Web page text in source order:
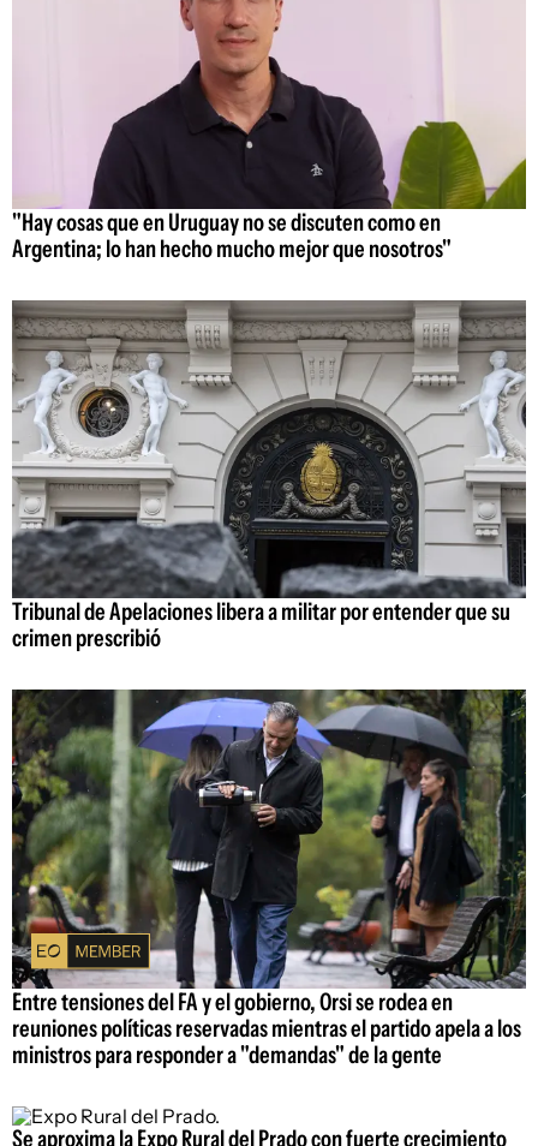
"Hay cosas que en Uruguay no se discuten como en
Argentina; lo han hecho mucho mejor que nosotros"
Tribunal de Apelaciones libera a militar por entender que su
crimen prescribió
Entre tensiones del FA y el gobierno, Orsi se rodea en
reuniones políticas reservadas mientras el partido apela a los
ministros para responder a "demandas" de la gente
Se aproxima la Expo Rural del Prado con fuerte crecimiento